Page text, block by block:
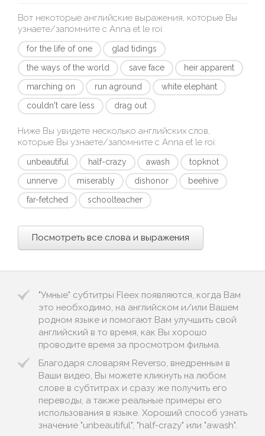
Вот некоторые английские выражения, которые Вы
узнаете/запомните с Anna et le roi:
for the life of one
glad tidings
the ways of the world
save face
heir apparent
marching on
run aground
white elephant
couldn't care less
drag out
Ниже Вы увидете несколько английских слов,
которые Вы узнаете/запомните с Anna et le roi:
unbeautiful half-crazy awash
topknot
unnerve
miserably dishonor
beehive
far-fetched
schoolteacher
Посмотреть все слова и выражения
"Умные" субтитры Fleex появляются, когда Вам
это необходимо, на английском и/или Вашем
родном языке и помогают Вам улучшить свой
английский в то время, как Вы хорошо
проводите время за просмотром фильма.
Благодаря словарям Reverso, внедренным в
Ваши видео, Вы можете кликнуть на любом
слове в субтитрах и сразу же получить его
переводы, а также реальные примеры его
использования в языке. Хороший способ узнать
значение "unbeautiful", "half-crazy" или "awash".